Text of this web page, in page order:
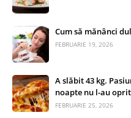
Cum să mănânci
FEBRUARIE 19, 2026
A slăbit 43 kg.
noapte nu l-au oprit
FEBRUARIE 25, 2026